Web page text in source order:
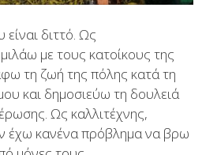
διττό. Ως
με τους κατοίκους της
τη ζωή της πόλης κατά τη
και δημοσιεύω τη δουλειά
Ως καλλιτέχνης,
έχω κανένα πρόβλημα να βρω